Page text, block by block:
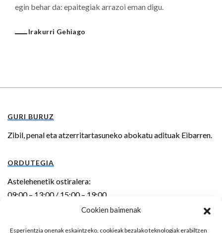
Cookien baimenak
Esperientzia onenak eskaintzeko, cookieak bezalako teknologiak erabiltzen
egin behar da: epaitegiak arrazoi eman digu.
Irakurri Gehiago
GURI BURUZ
Zibil, penal eta atzerritartasuneko abokatu adituak Eibarren.
ORDUTEGIA
Astelehenetik ostiralera:
09:00 – 13:00 / 15:00 – 19:00